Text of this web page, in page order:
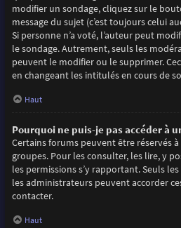
modifier un sondage, cliquez sur le
message du sujet (c’est toujours celui
Si personne n’a voté, l’auteur peut
le sondage. Autrement, seuls les
peuvent le modifier ou le supprimer.
en changeant les intitulés en cours de
Haut
Pourquoi ne puis-je pas accéder à
Certains forums peuvent être réservés
groupes. Pour les consulter, les lire, y
les permissions s’y rapportant. Seuls
les administrateurs peuvent accorder
contacter.
Haut